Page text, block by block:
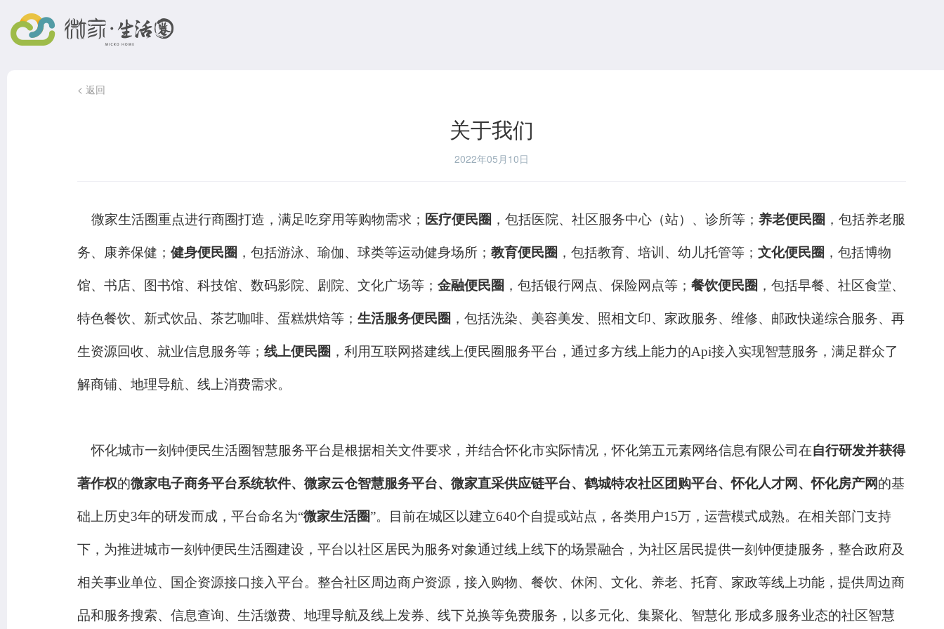
< 返回
关于我们
2022年05月10日
微家生活圈重点进行商圈打造，满足吃穿用等购物需求； 医疗便民圈 ，包括医院、社区服务中心（站）、诊所等； 养老便民圈 ，包括养老服
务、康养保健； 健身便民圈 ，包括游泳、瑜伽、球类等运动健身场所； 教育便民圈 ，包括教育、培训、幼儿托管等； 文化便民圈 ，包括博物
馆、书店、图书馆、科技馆、数码影院、剧院、文化广场等； 金融便民圈 ，包括银行网点、保险网点等； 餐饮便民圈 ，包括早餐、社区食堂、
特色餐饮、新式饮品、茶艺咖啡、蛋糕烘焙等； 生活服务便民圈 ，包括洗染、美容美发、照相文印、家政服务、维修、邮政快递综合服务、再
生资源回收、就业信息服务等； 线上便民圈 ，利用互联网搭建线上便民圈服务平台，通过多方线上能力的Api接入实现智慧服务，满足群众了
解商铺、地理导航、线上消费需求。
怀化城市一刻钟便民生活圈智慧服务平台是根据相关文件要求 ， 并结合怀化市实际情况 ，怀化第五元素网络信息有限公司在自行研发并获得
著作权的微家电子商务平台系统软件、 微家云仓智慧服务平台、 微家直采供应链平台、 鹤城特农社区团购平台、怀化人才网 、怀化房产网的基
础上历史3年的研发而成 ， 平台命名为“微家生活圈”。 目前在城区以建立640个自提或站点 ， 各类用户15万 ， 运营模式成熟。 在相关部门支持
下，为推进城市一刻钟便民生活圈建设，平台以社区居民为服务对象通过线上线下的场景融合，为社区居民提供一刻钟便捷服务，整合政府及
相关事业单位、 国企资源接口接入平台。 整合社区周边商户资源，接入购物、餐饮、休闲、文化、养老、托育、家政等线上功能，提供周边商
品和服务搜索、信息查询、生活缴费、地理导航及线上发券、线下兑换等免费服务，以多元化、集聚化、智慧化 形成多服务业态的社区智慧